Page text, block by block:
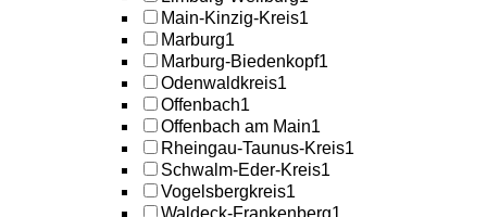
Main-Kinzig-Kreis1
Marburg1
Marburg-Biedenkopf1
Odenwaldkreis1
Offenbach1
Offenbach am Main1
Rheingau-Taunus-Kreis1
Schwalm-Eder-Kreis1
Vogelsbergkreis1
Waldeck-Frankenberg1